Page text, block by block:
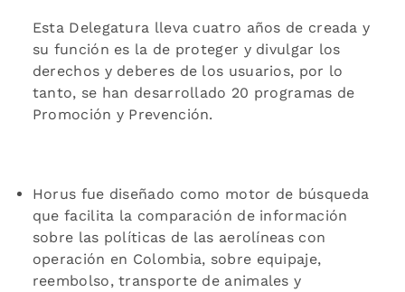
Esta Delegatura lleva cuatro años de creada y
su función es la de proteger y divulgar los
derechos y deberes de los usuarios, por lo
tanto, se han desarrollado 20 programas de
Promoción y Prevención.
Horus fue diseñado como motor de búsqueda
que facilita la comparación de información
sobre las políticas de las aerolíneas con
operación en Colombia, sobre equipaje,
reembolso, transporte de animales y